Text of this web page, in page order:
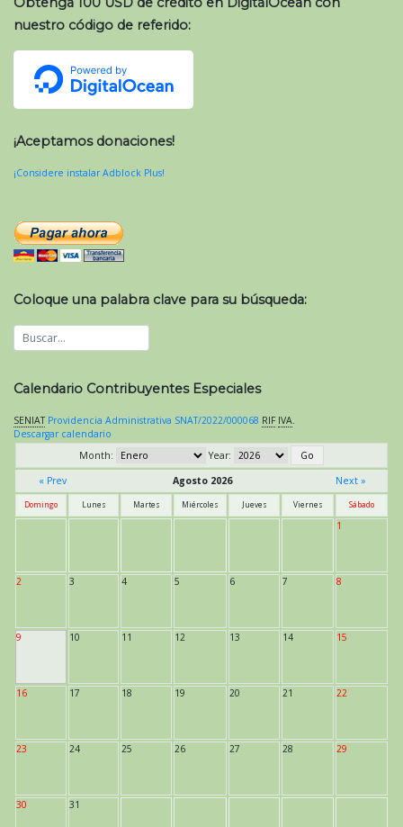
nuestro código de referido:
¡Aceptamos donaciones!
¡Considere instalar Adblock Plus!
Coloque una palabra clave para su búsqueda:
Calendario Contribuyentes Especiales
SENIAT Providencia Administrativa SNAT/2022/000068 RIF IVA.
Descargar calendario
Month:
Year:
« Prev
Agosto 2026 Next »
Domingo Lunes Martes Miércoles Jueves Viernes Sábado
1
2 3 4 5 6 7 8
9 10 11 12 13 14 15
16 17 18 19 20 21 22
23 24 25 26 27 28 29
30 31